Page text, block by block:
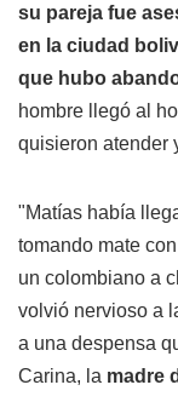
su pareja fue
en la ciudad
que hubo
hombre llegó al
quisieron atender
"Matías había
tomando mate
un colombiano a
volvió nervioso a
a una despensa
Carina, la madre